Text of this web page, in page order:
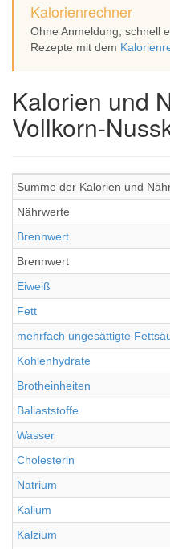
Kalorienrechner
Ohne Anmeldung, schnell
Rezepte mit dem
Kalorien und
Vollkorn-
Summe der Kalorien und
Nährwerte
Brennwert
Brennwert
Eiweiß
Fett
mehrfach ungesättigte
Kohlenhydrate
Brotheinheiten
Ballaststoffe
Wasser
Cholesterin
Natrium
Kalium
Kalzium